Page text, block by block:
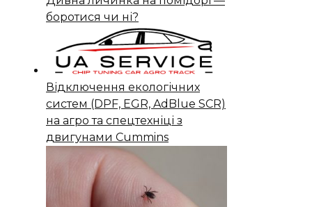
боротися чи ні?
Відключення екологічних
систем (DPF, EGR, AdBlue SCR)
на агро та спецтехніці з
двигунами Cummins